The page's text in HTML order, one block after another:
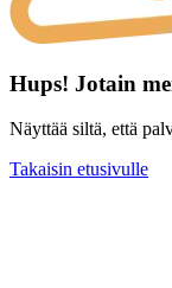
Hups! Jotain
Näyttää siltä, että
Takaisin etusivulle